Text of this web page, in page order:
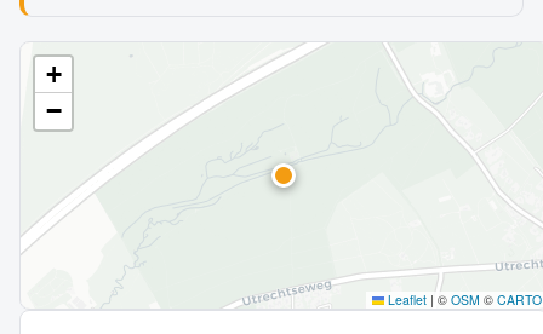
+
−
Leaflet | © OSM © CARTO